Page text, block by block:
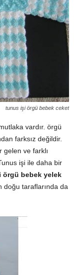
tunus işi örgü bebek ceket
vardır. örgü
farksız değildir.
gelen ve farklı
Tunus işi ile daha bir
örgü bebek yelek
doğu taraflarında da